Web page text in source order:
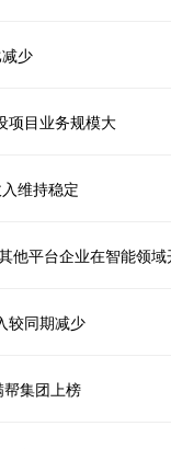
少
项目业务规模大
维持稳定
较同期减少
帮集团上榜